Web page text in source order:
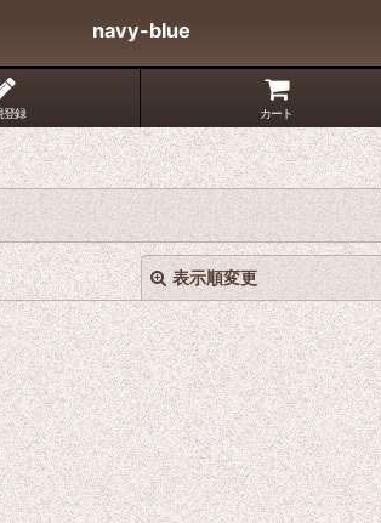
navy-blue
登録 カート
表示順変更
絞り込む